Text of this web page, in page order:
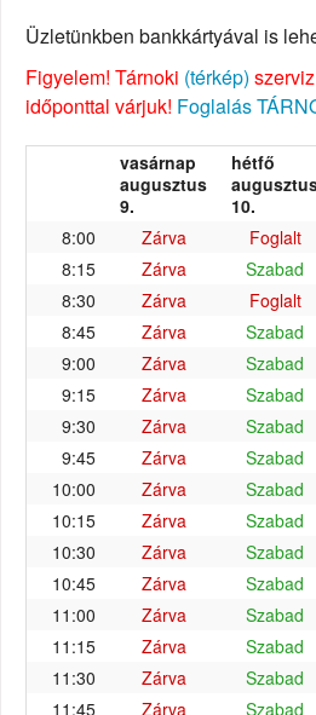
Üzletünkben bankkártyával is
Figyelem! Tárnoki (térkép)
időponttal várjuk! Foglalás
vasárnap
augusztus
9.
hétfő
10.
8:00
Zárva Foglalt
8:15
Zárva Szabad
8:30
Zárva Foglalt
8:45
Zárva Szabad
9:00
Zárva Szabad
9:15
Zárva Szabad
9:30
Zárva Szabad
9:45
Zárva Szabad
10:00
Zárva Szabad
10:15
Zárva Szabad
10:30
Zárva Szabad
10:45
Zárva Szabad
11:00
Zárva Szabad
11:15
Zárva Szabad
11:30
Zárva Szabad
11:45
Zárva Szabad